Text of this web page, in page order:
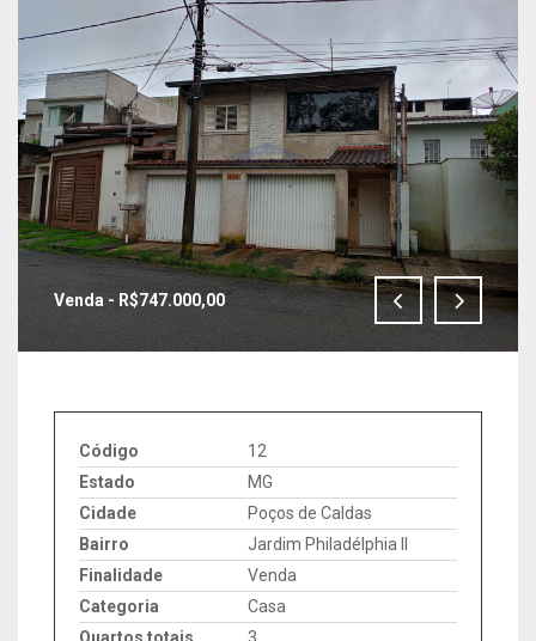
Venda - R$747.000,00
Código
12
Estado
MG
Cidade
Poços de Caldas
Bairro
Jardim Philadélphia II
Finalidade
Venda
Categoria
Casa